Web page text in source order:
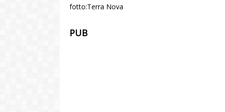
fotto:Terra Nova
PUB